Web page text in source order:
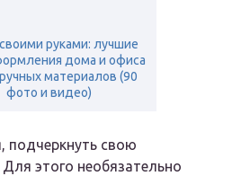
руками: лучшие
дома и офиса
материалов (90
фото и видео)
подчеркнуть свою
этого необязательно